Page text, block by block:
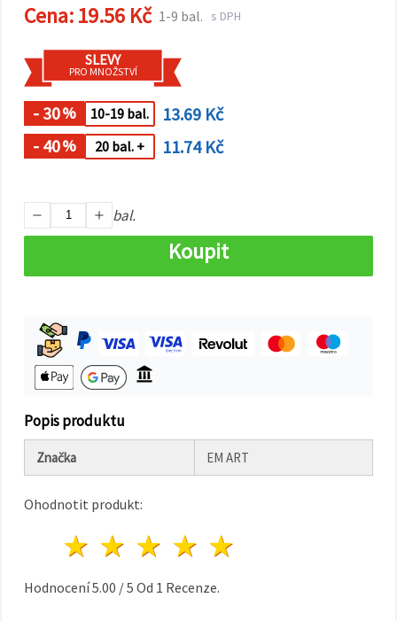
vše!" Nebo
uvést své
preference v
Nastavení
výběrem
daného
cookies a
kliknutím
na tlačítko
Přijmout
Nastavení
Cena:19.56 Kč 1-9 bal. s DPH
SLEVY
PRO MNOŽSTVÍ
- 30% 10-19 bal.
13.69 Kč
- 40% 20 bal. + 11.74 Kč
bal.
Koupit
Popis produktu
Značka EM ART
Ohodnotit produkt:
4 hvězdy
3 hvězdy
2 hvězdy
1 hvězda
Hodnocení5.00 /5 Od 1 Recenze.